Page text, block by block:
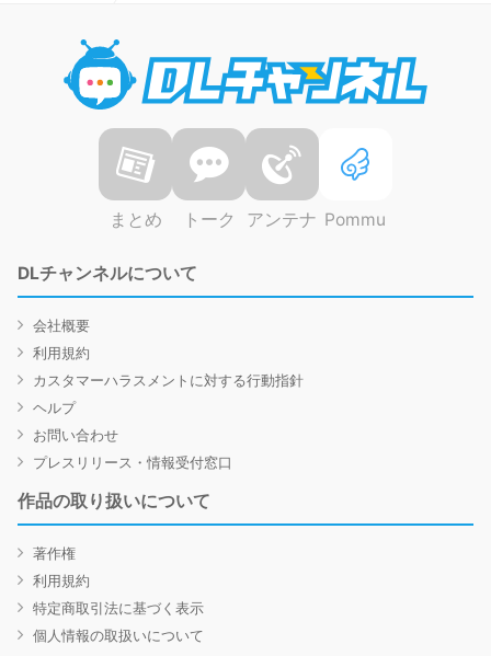
まとめ トーク アンテナ Pommu
DLチャンネルについて
会社概要
利用規約
カスタマーハラスメントに対する行動指針
ヘルプ
お問い合わせ
プレスリリース・情報受付窓口
作品の取り扱いについて
著作権
利用規約
特定商取引法に基づく表示
個人情報の取扱いについて